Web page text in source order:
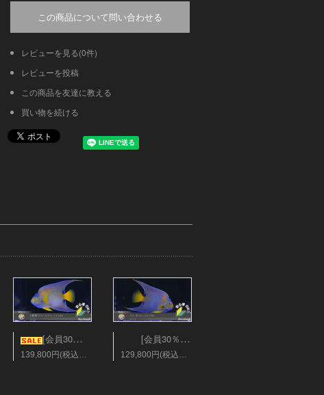
この商品について問い合わせる
レビューを見る(0件)
レビューを投稿
この商品を友達に教える
買い物を続ける
[会員30％オフ][超美]ベリーズ/クィーンエンゼル XLサイズ
139,800円(税込153,780円)
[会員30％オフ][超美]ベリーズ/クィーンエンゼル XLサイズ
129,800円(税込142,780円)